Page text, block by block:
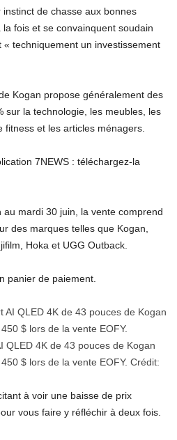
de chasse aux bonnes
fois et se convainquent soudain
techniquement un investissement
Kogan propose généralement des
sur la technologie, les meubles, les
et les articles ménagers.
7NEWS : téléchargez-la
mardi 30 juin, la vente comprend
des marques telles que Kogan,
Hoka et UGG Outback.
panier de paiement.
QLED 4K de 43 pouces de Kogan
$ lors de la vente EOFY. Crédit:
à voir une baisse de prix
vous faire y réfléchir à deux fois.